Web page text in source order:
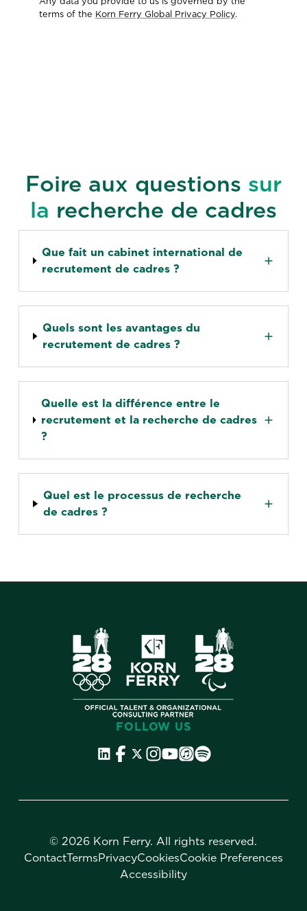
terms of the Korn Ferry Global Privacy Policy.
Foire aux questions sur
la recherche de cadres
Que fait un cabinet international de
recrutement de cadres ?
Quels sont les avantages du
recrutement de cadres ?
Quelle est la différence entre le
recrutement et la recherche de cadres
?
Quel est le processus de recherche
de cadres ?
FOLLOW US
© 2026 Korn Ferry. All rights reserved.
ContactTermsPrivacyCookiesCookie Preferences
Accessibility